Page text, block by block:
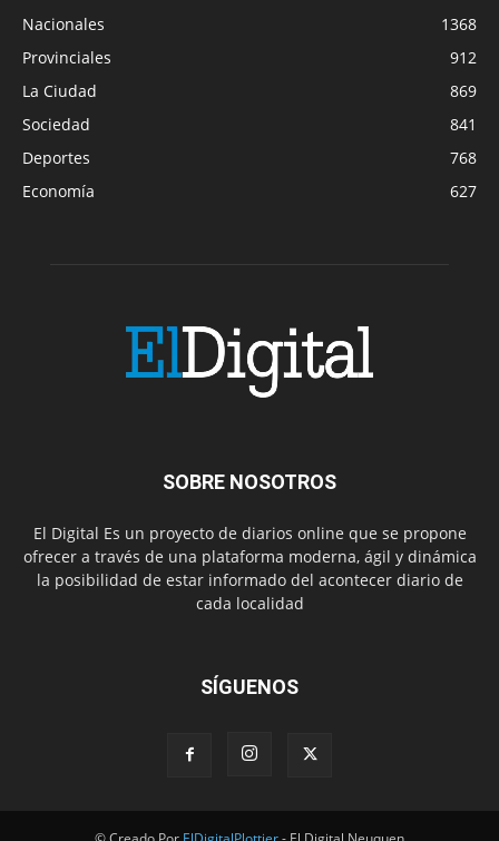
Nacionales
1368
Provinciales
912
La Ciudad
869
Sociedad
841
Deportes
768
Economía
627
SOBRE NOSOTROS
El Digital Es un proyecto de diarios online que se propone
ofrecer a través de una plataforma moderna, ágil y dinámica
la posibilidad de estar informado del acontecer diario de
cada localidad
SÍGUENOS